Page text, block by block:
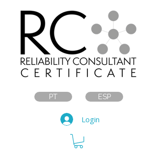
PT ESP
Login